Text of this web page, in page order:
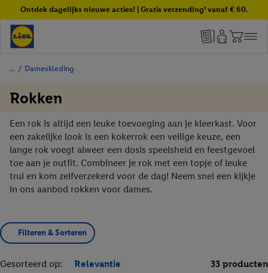
Ontdek dagelijks nieuwe acties! | Gratis verzending¹ vanaf € 60.
/ Dameskleding
Rokken
Een rok is altijd een leuke toevoeging aan je kleerkast. Voor
een zakelijke look is een kokerrok een veilige keuze, een
lange rok voegt alweer een dosis speelsheid en feestgevoel
toe aan je outfit. Combineer je rok met een topje of leuke
trui en kom zelfverzekerd voor de dag! Neem snel een kijkje
in ons aanbod rokken voor dames.
Filteren & Sorteren
Gesorteerd op: Relevantie 33 producten